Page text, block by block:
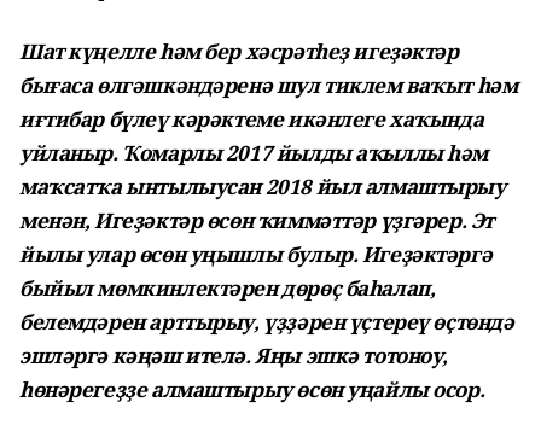
Шат күңелле һәм бер хәсрәтһеҙ игеҙәктәр
бығаса өлгәшкәндәренә шул тиклем ваҡыт һәм
иғтибар бүлеү кәрәктеме икәнлеге хаҡында
уйланыр. Ҡомарлы 2017 йылды аҡыллы һәм
маҡсатҡа ынтылыусан 2018 йыл алмаштырыу
менән, Игеҙәктәр өсөн ҡиммәттәр үҙгәрер. Эт
йылы улар өсөн уңышлы булыр. Игеҙәктәргә
быйыл мөмкинлектәрен дөрөҫ баһалап,
белемдәрен арттырыу, үҙҙәрен үҫтереү өҫтөндә
эшләргә кәңәш ителә. Яңы эшкә тотоноу,
һөнәрегеҙҙе алмаштырыу өсөн уңайлы осор.